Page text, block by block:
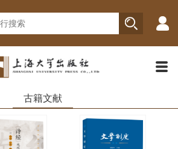
古籍文献